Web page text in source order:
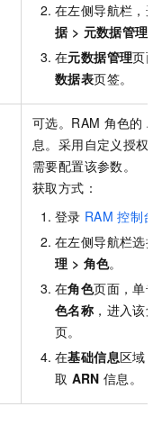
在左侧导航栏，选
据> 元数据管理
在元数据管理页面
数据表页签。
可选。RAM 角色的
息。采用自定义授权
需要配置该参数。
获取方式：
登录 RAM 控制台
在左侧导航栏选择
理 > 角色。
在角色页面，单击
色名称 ，进入该
页。
在基础信息区域
取 ARN 信息。